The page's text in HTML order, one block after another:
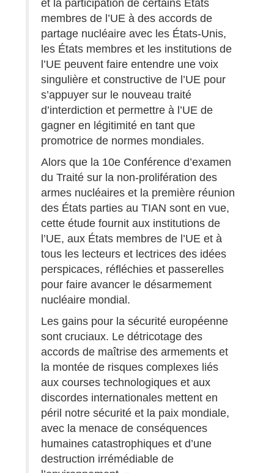
et la participation de certains États
membres de l’UE à des accords de
partage nucléaire avec les États-Unis,
les États membres et les institutions de
l’UE peuvent faire entendre une voix
singulière et constructive de l’UE pour
s’appuyer sur le nouveau traité
d’interdiction et permettre à l’UE de
gagner en légitimité en tant que
promotrice de normes mondiales.
Alors que la 10e Conférence d’examen
du Traité sur la non-prolifération des
armes nucléaires et la première réunion
des États parties au TIAN sont en vue,
cette étude fournit aux institutions de
l’UE, aux États membres de l’UE et à
tous les lecteurs et lectrices des idées
perspicaces, réfléchies et passerelles
pour faire avancer le désarmement
nucléaire mondial.
Les gains pour la sécurité européenne
sont cruciaux. Le détricotage des
accords de maîtrise des armements et
la montée de risques complexes liés
aux courses technologiques et aux
discordes internationales mettent en
péril notre sécurité et la paix mondiale,
avec la menace de conséquences
humaines catastrophiques et d’une
destruction irrémédiable de